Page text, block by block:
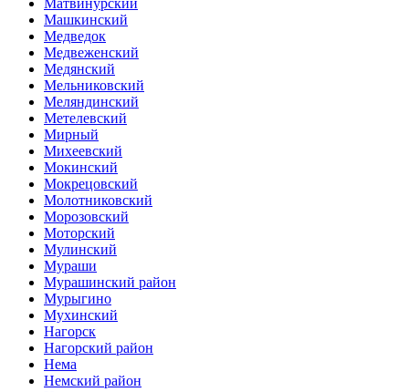
Машкинский
Медведок
Медвеженский
Медянский
Мельниковский
Меляндинский
Метелевский
Мирный
Михеевский
Мокинский
Мокрецовский
Молотниковский
Морозовский
Моторский
Мулинский
Мураши
Мурашинский район
Мурыгино
Мухинский
Нагорск
Нагорский район
Нема
Немский район